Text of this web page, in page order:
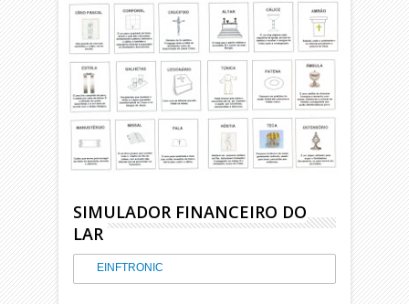
SIMULADOR FINANCEIRO DO
LAR
EINFTRONIC